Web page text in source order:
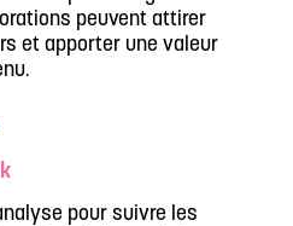
peuvent attirer
et apporter une valeur
pour suivre les